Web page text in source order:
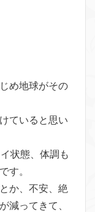
め地球がその
ていると思い
状態、体調も
す。
か、不安、絶
減ってきて、